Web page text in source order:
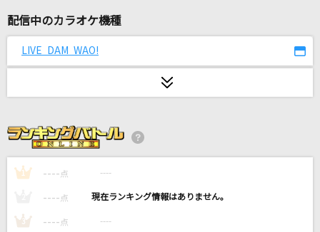
シングルベッド
Bunny Girl
好きすぎて滅！
M!LK
西野カナ
配信中のカラオケ機種
LIVE DAM WAO!
1 ---- 点 ----
---- 点 ----
3 ---- 点 ----